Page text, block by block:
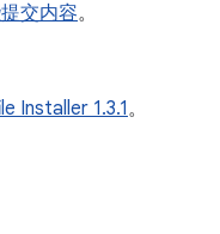
交内容。
Installer 1.3.1。